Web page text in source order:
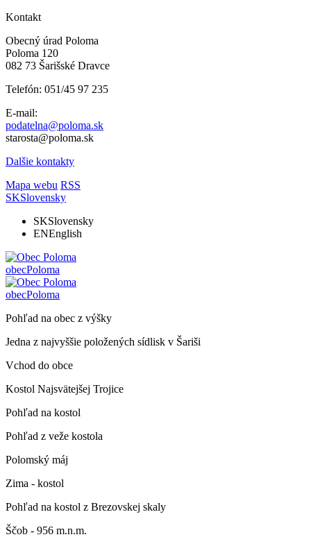
Kontakt
Obecný úrad Poloma
Poloma 120
082 73 Šarišské Dravce
Telefón: 051/45 97 235
E-mail:
podatelna@poloma.sk
starosta@poloma.sk
Dalšie kontakty
Mapa webu RSS
SKSlovensky
SKSlovensky
ENEnglish
obecPoloma
obecPoloma
Pohľad na obec z výšky
Jedna z najvyššie položených sídlisk v Šariši
Vchod do obce
Kostol Najsvätejšej Trojice
Pohľad na kostol
Pohľad z veže kostola
Polomský máj
Zima - kostol
Pohľad na kostol z Brezovskej skaly
Ščob - 956 m.n.m.